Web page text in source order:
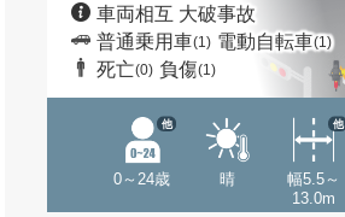
車両相互 大破事故
普通乗用車(1) 電動自転車(1)
死亡(0) 負傷(1)
0～24歳
他
晴
幅5.5～
13.0m
他